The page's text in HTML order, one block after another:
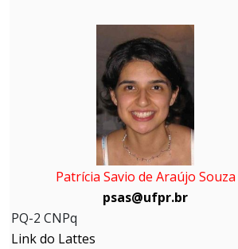
Patrícia Savio de Araújo Souza
psas@ufpr.br
PQ-2 CNPq
Link do Lattes